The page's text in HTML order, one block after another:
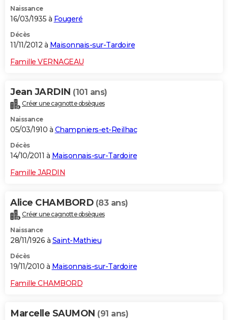
Naissance
16/03/1935 à Fougeré
Décès
11/11/2012 à Maisonnais-sur-Tardoire
Famille VERNAGEAU
Jean JARDIN (101 ans)
Créer une cagnotte obsèques
Naissance
05/03/1910 à Champniers-et-Reilhac
Décès
14/10/2011 à Maisonnais-sur-Tardoire
Famille JARDIN
Alice CHAMBORD (83 ans)
Créer une cagnotte obsèques
Naissance
28/11/1926 à Saint-Mathieu
Décès
19/11/2010 à Maisonnais-sur-Tardoire
Famille CHAMBORD
Marcelle SAUMON (91 ans)